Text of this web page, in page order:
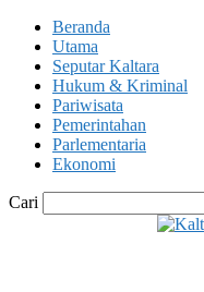
Beranda
Utama
Seputar Kaltara
Hukum & Kriminal
Pariwisata
Pemerintahan
Parlementaria
Ekonomi
Cari